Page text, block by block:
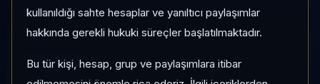
kullanıldığı sahte hesaplar ve yanıltıcı paylaşımlar
hakkında gerekli hukuki süreçler başlatılmaktadır.
Bu tür kişi, hesap, grup ve paylaşımlara itibar
KATEGORI KONUMU
30/160